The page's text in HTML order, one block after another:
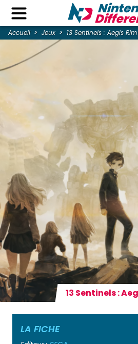
Accueil Jeux 13 Sentinels : Aegis Rim
13 Sentinels :
LA FICHE